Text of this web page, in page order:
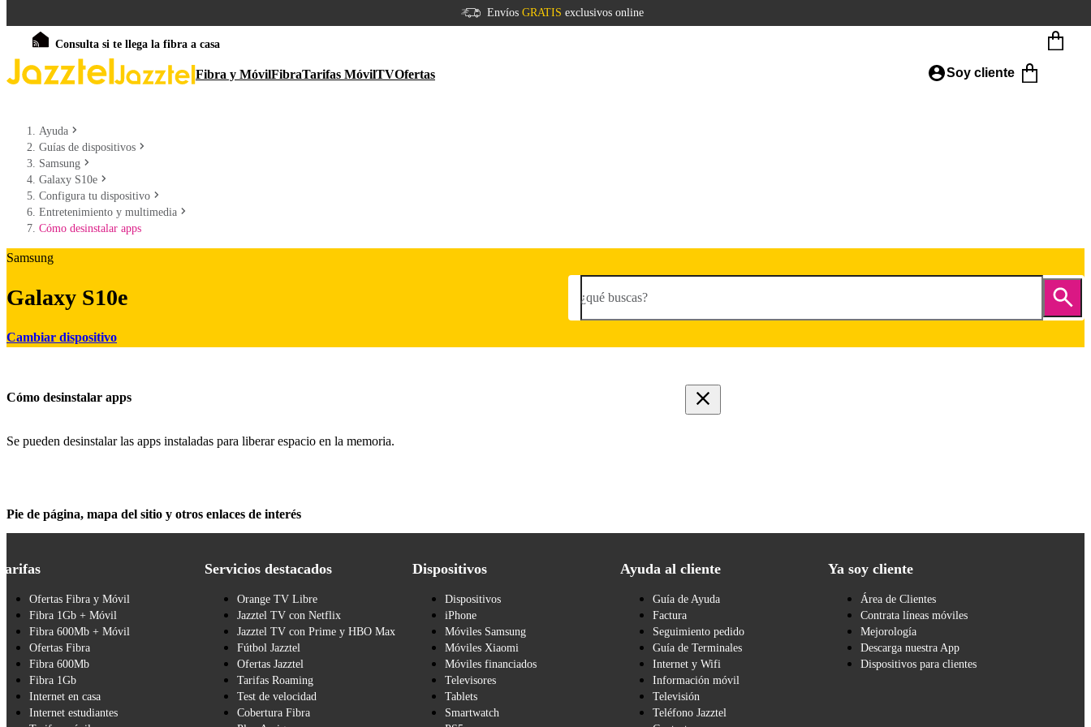
Envíos GRATIS exclusivos online
Consulta si te llega la fibra a casa
Fibra y MóvilFibraTarifas MóvilTVOfertas Soy cliente
Ayuda
Guías de dispositivos
Samsung
Galaxy S10e
Configura tu dispositivo
Entretenimiento y multimedia
Cómo desinstalar apps
Samsung
Galaxy S10e
Cambiar dispositivo
¿qué buscas?
Cómo desinstalar apps
Se pueden desinstalar las apps instaladas para liberar espacio en la memoria.
Pie de página, mapa del sitio y otros enlaces de interés
Ofertas Fibra y Móvil
Fibra 1Gb + Móvil
Fibra 600Mb + Móvil
Ofertas Fibra
Fibra 600Mb
Fibra 1Gb
Internet en casa
Internet estudiantes
Servicios destacados
Orange TV Libre
Jazztel TV con Netflix
Jazztel TV con Prime y HBO Max
Fútbol Jazztel
Ofertas Jazztel
Tarifas Roaming
Test de velocidad
Cobertura Fibra
Dispositivos
Dispositivos
iPhone
Móviles Samsung
Móviles Xiaomi
Móviles financiados
Televisores
Tablets
Smartwatch
Ayuda al cliente
Guía de Ayuda
Factura
Seguimiento pedido
Guía de Terminales
Internet y Wifi
Información móvil
Televisión
Teléfono Jazztel
Ya soy cliente
Área de Clientes
Contrata líneas móviles
Mejorología
Descarga nuestra App
Dispositivos para clientes